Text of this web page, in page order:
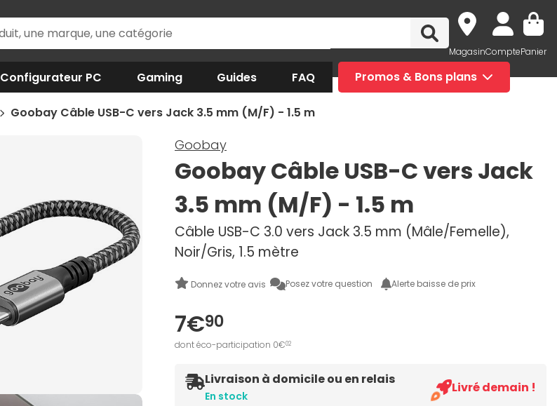
MagasinComptePanier
Configurateur PC Gaming Guides FAQ Promos & Bons plans
Goobay Câble USB-C vers Jack 3.5 mm (M/F) - 1.5 m
Goobay
Goobay Câble USB-C vers Jack
3.5 mm (M/F) - 1.5 m
Câble USB-C 3.0 vers Jack 3.5 mm (Mâle/Femelle),
Noir/Gris, 1.5 mètre
Donnez votre avis Posez votre question Alerte baisse de prix
7€90
dont éco-participation 0€02
Livraison à domicile ou en relais
En stock
Livré demain !